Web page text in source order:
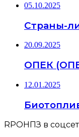
05.10.2025
Страны-
20.09.2025
ОПЕК
12.01.2025
RPOНПЗ в